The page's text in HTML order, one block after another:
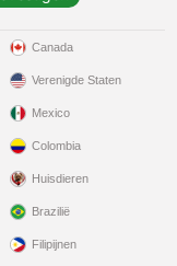
Canada
Verenigde Staten
Mexico
Colombia
Huisdieren
Brazilië
Filipijnen